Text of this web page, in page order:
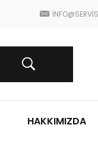
HAKKIMIZDA